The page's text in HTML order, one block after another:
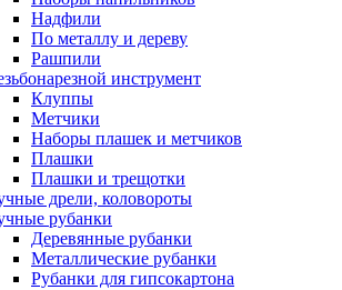
Надфили
По металлу и дереву
Рашпили
инструмент
Клуппы
Метчики
Наборы плашек и метчиков
Плашки
Плашки и трещотки
дрели, коловороты
рубанки
Деревянные рубанки
Металлические рубанки
Рубанки для гипсокартона